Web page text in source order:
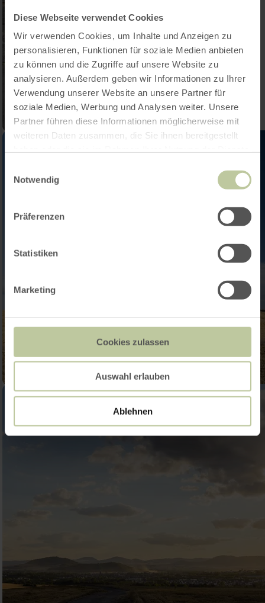
Diese Webseite verwendet Cookies
Wir verwenden Cookies, um Inhalte und Anzeigen zu
personalisieren, Funktionen für soziale Medien anbieten
zu können und die Zugriffe auf unsere Website zu
analysieren. Außerdem geben wir Informationen zu Ihrer
Verwendung unserer Website an unsere Partner für
soziale Medien, Werbung und Analysen weiter. Unsere
Partner führen diese Informationen möglicherweise mit
weiteren Daten zusammen, die Sie ihnen bereitgestellt
Notwendig
Präferenzen
Statistiken
Marketing
Cookies zulassen
Auswahl erlauben
Ablehnen